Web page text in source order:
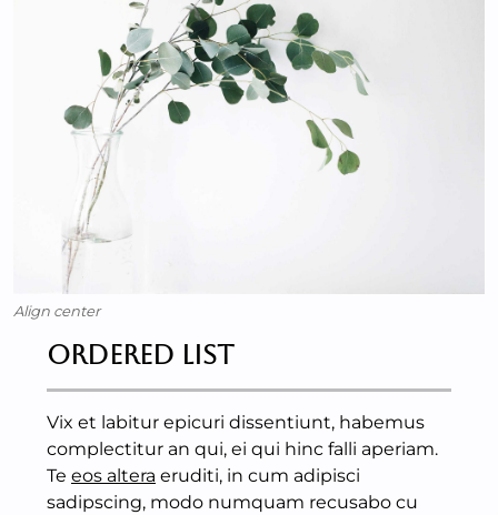
Align center
Ordered List
Vix et labitur epicuri dissentiunt, habemus
complectitur an qui, ei qui hinc falli aperiam.
Te eos altera eruditi, in cum adipisci
sadipscing, modo numquam recusabo cu